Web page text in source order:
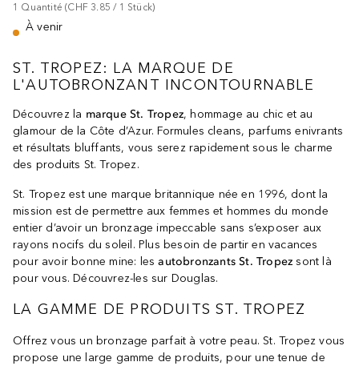
1 Quantité (CHF 3.85 / 1 Stück)
À venir
ST. TROPEZ: LA MARQUE DE
L'AUTOBRONZANT INCONTOURNABLE
Découvrez la marque St. Tropez, hommage au chic et au
glamour de la Côte d’Azur. Formules cleans, parfums enivrants
et résultats bluffants, vous serez rapidement sous le charme
des produits St. Tropez.
St. Tropez est une marque britannique née en 1996, dont la
mission est de permettre aux femmes et hommes du monde
entier d’avoir un bronzage impeccable sans s’exposer aux
rayons nocifs du soleil. Plus besoin de partir en vacances
pour avoir bonne mine: lesautobronzants St. Tropez sont là
pour vous. Découvrez-les sur Douglas.
LA GAMME DE PRODUITS ST. TROPEZ
Offrez vous un bronzage parfait à votre peau. St. Tropez vous
propose une large gamme de produits, pour une tenue de